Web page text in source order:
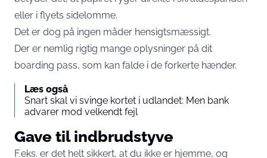
eller i flyets sidelomme.
Det er dog på ingen måder hensigtsmæssigt.
Der er nemlig rigtig mange oplysninger på dit
boarding pass, som kan falde i de forkerte hænder.
Læs også
Snart skal vi svinge kortet i udlandet: Men bank
advarer mod velkendt fejl
Gave til indbrudstyve
F.eks. er det helt sikkert, at du ikke er hjemme, og